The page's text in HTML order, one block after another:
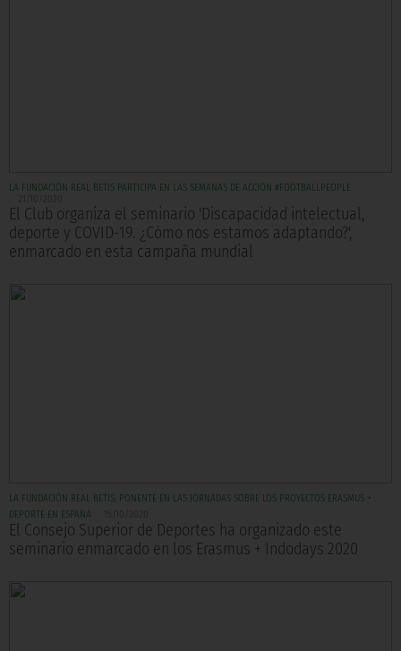
LA FUNDACIÓN REAL BETIS PARTICIPA EN LAS SEMANAS DE ACCIÓN #FOOTBALLPEOPLE
El Club organiza el seminario 'Discapacidad intelectual,
deporte y COVID-19. ¿Cómo nos estamos adaptando?',
enmarcado en esta campaña mundial
LA FUNDACIÓN REAL BETIS, PONENTE EN LAS JORNADAS SOBRE LOS PROYECTOS ERASMUS +
DEPORTE EN ESPAÑA
El Consejo Superior de Deportes ha organizado este
seminario enmarcado en los Erasmus + Indodays 2020